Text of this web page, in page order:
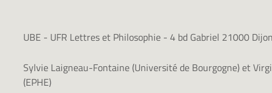
UBE - UFR Lettres et Philosophie - 4 bd Gabriel 21000 Dijon
Sylvie Laigneau-Fontaine (Université de Bourgogne) et
(EPHE)